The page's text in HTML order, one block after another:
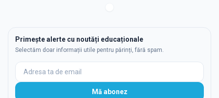
Primește alerte cu noutăți educaționale
Selectăm doar informații utile pentru părinți, fără spam.
Mă abonez